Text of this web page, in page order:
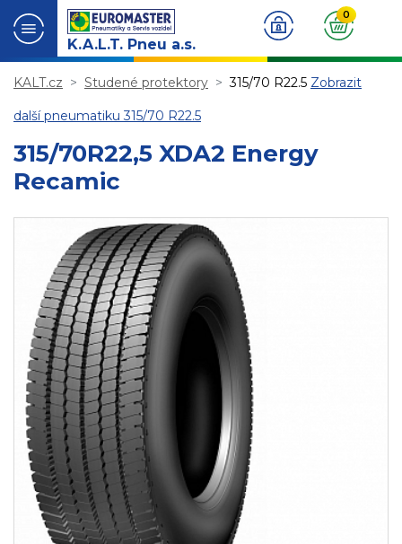
K.A.L.T. Pneu a.s.
0
KALT.cz Studené protektory 315/70 R22.5 Zobrazit
další pneumatiku 315/70 R22.5
315/70R22,5 XDA2 Energy
Recamic